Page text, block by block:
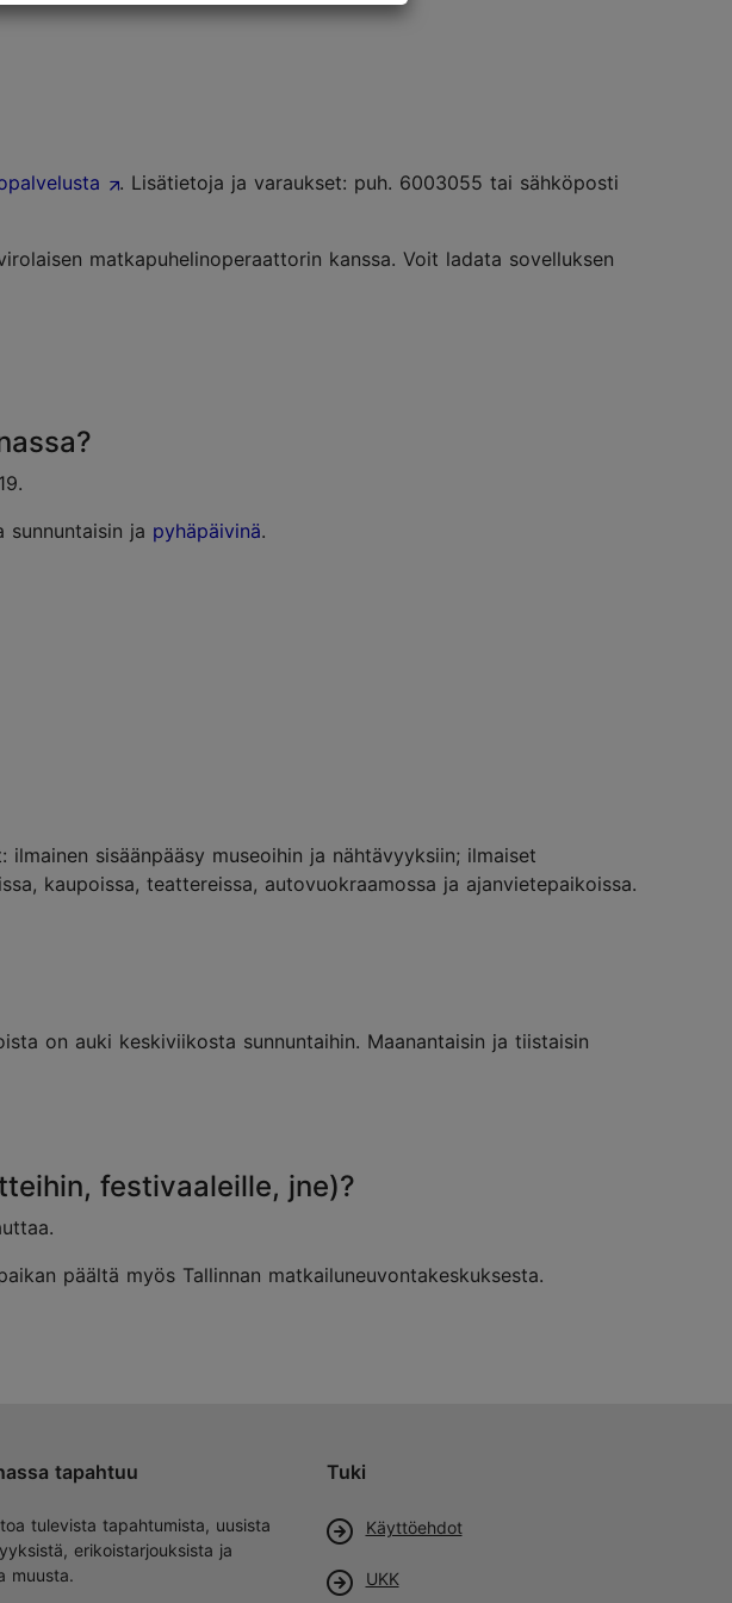
. Lisätietoja ja varaukset: puh. 6003055 tai sähköposti
matkapuhelinoperaattorin kanssa. Voit ladata sovelluksen
sunnuntaisin ja pyhäpäivinä.
sisäänpääsy museoihin ja nähtävyyksiin; ilmaiset
kaupoissa, teattereissa, autovuokraamossa ja ajanvietepaikoissa.
on auki keskiviikosta sunnuntaihin. Maanantaisin ja tiistaisin
festivaaleille, jne)?
päältä myös Tallinnan matkailuneuvontakeskuksesta.
tapahtuu
tulevista tapahtumista, uusista
erikoistarjouksista ja
muusta.
Tuki
Käyttöehdot
UKK